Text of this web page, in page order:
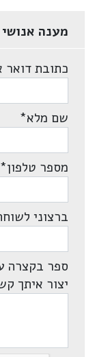
מענה
כתובת דואר
שם מלא*
מספר טלפון*
ברצוני
ספר בקצרה
יצור איתך